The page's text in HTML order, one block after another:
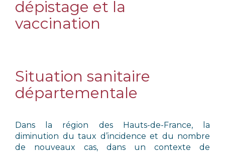
dépistage et la
vaccination
Situation sanitaire
départementale
Dans la région des Hauts-de-France, la
diminution du taux d’incidence et du nombre
de nouveaux cas, dans un contexte de